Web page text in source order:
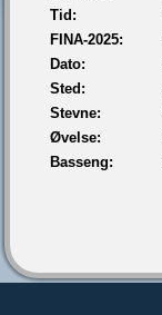
Tid:
FINA-2025:
Dato:
Sted:
Stevne:
Øvelse:
Basseng: